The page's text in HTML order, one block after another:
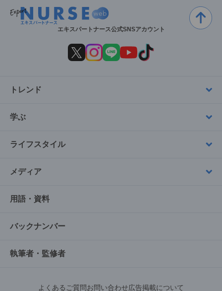
エキスパートナース公式SNSアカウント
トレンド
学ぶ
ライフスタイル
メディア
用語・資料
バックナンバー
執筆者・監修者
よくあるご質問お問い合わせ広告掲載について